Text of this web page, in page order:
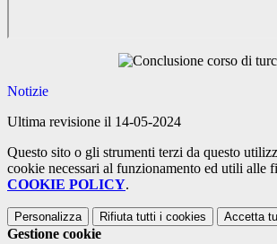
Notizie
Ultima revisione il 14-05-2024
Questo sito o gli strumenti terzi da questo
cookie necessari al funzionamento ed utili alle
COOKIE POLICY.
Personalizza Rifiuta tutti i cookies Accetta
Gestione cookie